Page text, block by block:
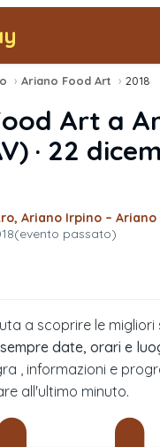
› Ariano Food Art › 2018
Art a
) · 22
Ariano Irpino – Ariano
(evento passato)
a scoprire le migliori
date, orari e
, informazioni e
all'ultimo minuto.